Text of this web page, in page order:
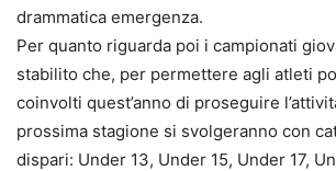
drammatica emergenza.
Per quanto riguarda poi i campionati
stabilito che, per permettere agli atleti
coinvolti quest’anno di proseguire
prossima stagione si svolgeranno con
dispari: Under 13, Under 15, Under 17,